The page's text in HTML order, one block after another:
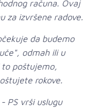
računa. Ovaj
za izvršene radove.
da budemo
odmah ili u
poštujemo,
rokove.
PS vrši uslugu